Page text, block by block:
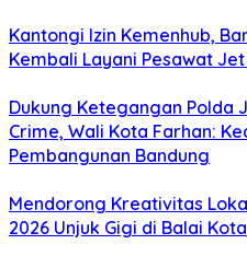
Kantongi Izin Kemenhub,
Kembali Layani Pesawat
Dukung Ketegangan Polda
Crime, Wali Kota Farhan:
Pembangunan Bandung
Mendorong Kreativitas
2026 Unjuk Gigi di Balai Kota